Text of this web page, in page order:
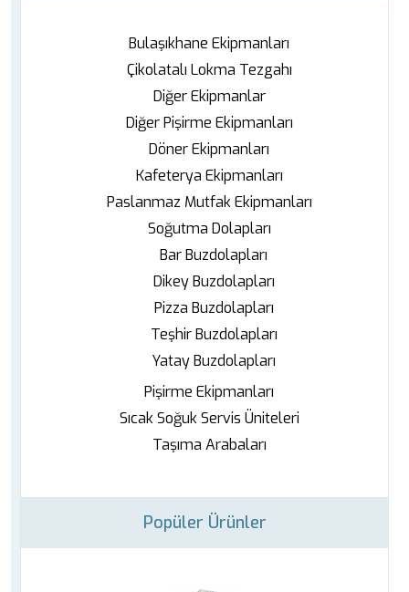
Bulaşıkhane Ekipmanları
Çikolatalı Lokma Tezgahı
Diğer Ekipmanlar
Diğer Pişirme Ekipmanları
Döner Ekipmanları
Kafeterya Ekipmanları
Paslanmaz Mutfak Ekipmanları
Soğutma Dolapları
Bar Buzdolapları
Dikey Buzdolapları
Pizza Buzdolapları
Teşhir Buzdolapları
Yatay Buzdolapları
Pişirme Ekipmanları
Sıcak Soğuk Servis Üniteleri
Taşıma Arabaları
Popüler Ürünler